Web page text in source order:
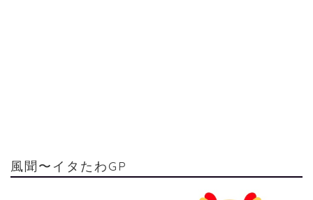
風聞〜イタたわGP